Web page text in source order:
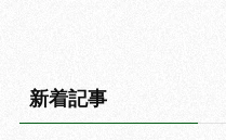
新着記事